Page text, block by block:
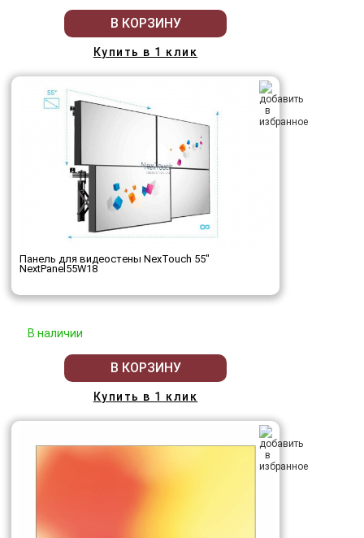
В КОРЗИНУ
Купить в 1 клик
Панель для видеостены NexTouch 55"
NextPanel55W18
В наличии
В КОРЗИНУ
Купить в 1 клик